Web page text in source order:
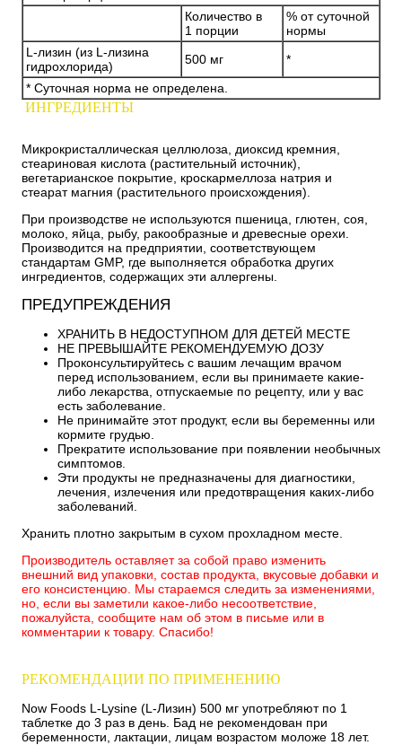
Количество в
1 порции
% от суточной
нормы
L-лизин (из L-лизина
гидрохлорида)
500 мг
*
* Суточная норма не определена.
ИНГРЕДИЕНТЫ
Микрокристаллическая целлюлоза, диоксид кремния,
стеариновая кислота (растительный источник),
вегетарианское покрытие, кроскармеллоза натрия и
стеарат магния (растительного происхождения).
При производстве не используются пшеница, глютен, соя,
молоко, яйца, рыбу, ракообразные и древесные орехи.
Производится на предприятии, соответствующем
стандартам GMP, где выполняется обработка других
ингредиентов, содержащих эти аллергены.
ПРЕДУПРЕЖДЕНИЯ
ХРАНИТЬ В НЕДОСТУПНОМ ДЛЯ ДЕТЕЙ МЕСТЕ
НЕ ПРЕВЫШАЙТЕ РЕКОМЕНДУЕМУЮ ДОЗУ
Проконсультируйтесь с вашим лечащим врачом
перед использованием, если вы принимаете какие-
либо лекарства, отпускаемые по рецепту, или у вас
есть заболевание.
Не принимайте этот продукт, если вы беременны или
кормите грудью.
Прекратите использование при появлении необычных
симптомов.
Эти продукты не предназначены для диагностики,
лечения, излечения или предотвращения каких-либо
заболеваний.
Хранить плотно закрытым в сухом прохладном месте.
Производитель оставляет за собой право изменить
внешний вид упаковки, состав продукта, вкусовые добавки и
его консистенцию. Мы стараемся следить за изменениями,
но, если вы заметили какое-либо несоответствие,
пожалуйста, сообщите нам об этом в письме или в
комментарии к товару. Спасибо!
РЕКОМЕНДАЦИИ ПО ПРИМЕНЕНИЮ
Now Foods L-Lysine (L-Лизин) 500 мг употребляют по 1
таблетке до 3 раз в день. Бад не рекомендован при
беременности, лактации, лицам возрастом моложе 18 лет.